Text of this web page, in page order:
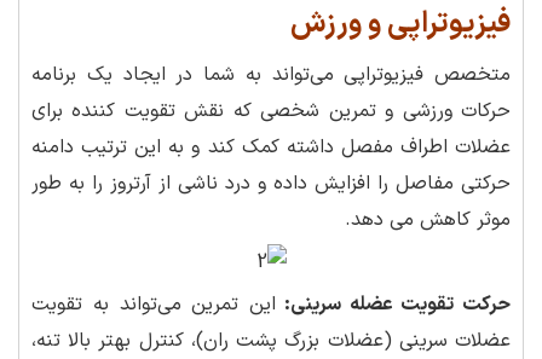
فیزیوتراپی و ورزش
متخصص فیزیوتراپی می‌تواند به شما در ایجاد یک برنامه
حرکات ورزشی و تمرین شخصی که نقش تقویت کننده برای
عضلات اطراف مفصل داشته کمک کند و به این ترتیب دامنه
حرکتی مفاصل را افزایش داده و درد ناشی از آرتروز را به طور
موثر کاهش می دهد.
حرکت تقویت عضله سرینی: این تمرین می‌تواند به تقویت
عضلات سرینی (عضلات بزرگ پشت ران)، کنترل بهتر بالا تنه،